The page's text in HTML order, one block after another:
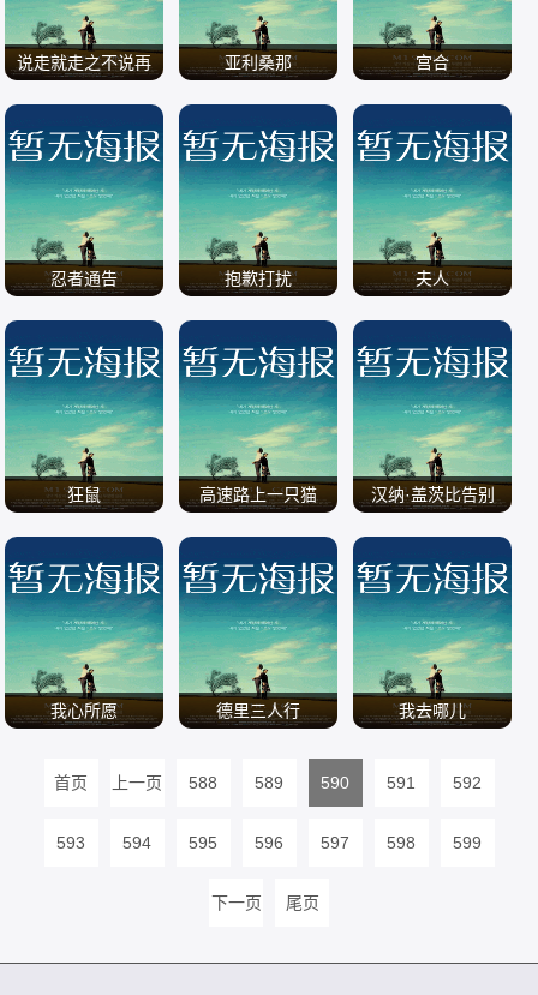
说走就走之不说再
/
亚利桑那
/
宫合
/
忍者通告
/
抱歉打扰
/
夫人
/
狂鼠
/
高速路上一只猫
/
汉纳·盖茨比告别
/
我心所愿 德里三人行 我去哪儿
首页 上一页 588 589 590 591 592
593 594 595 596 597 598 599
下一页 尾页